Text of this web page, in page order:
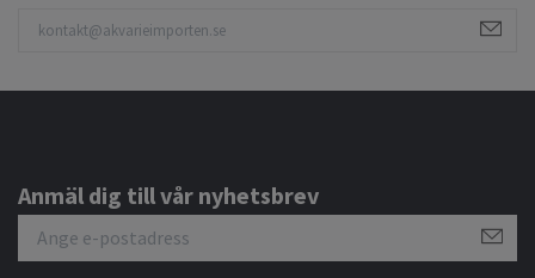
Anmäl dig till vår nyhetsbrev